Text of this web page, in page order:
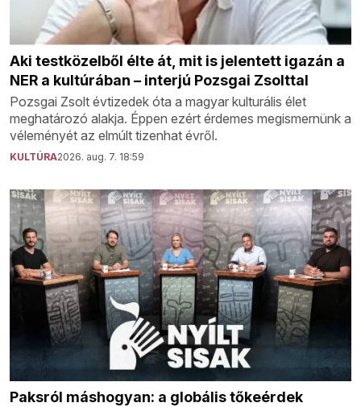
Aki testközelből élte át, mit is jelentett igazán a
NER a kultúrában – interjú Pozsgai Zsolttal
Pozsgai Zsolt évtizedek óta a magyar kulturális élet
meghatározó alakja. Éppen ezért érdemes megismernünk a
véleményét az elmúlt tizenhat évről.
KULTÚRA2026. aug. 7. 18:59
Paksról máshogyan: a globális tőkeérdek